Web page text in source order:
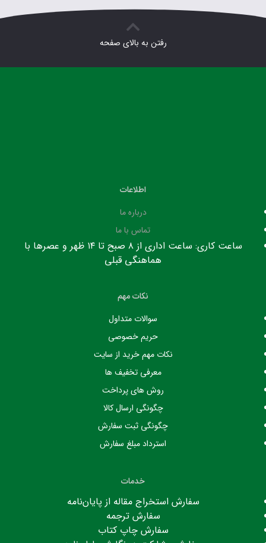
رفتن به بالای صفحه
اطلاعات
درباره ما
تماس با ما
ساعت کاری: ساعت اداری از ۸ صبح تا ۱۴ ظهر و عصرها با
هماهنگی قبلی
نکات مهم
سوالات متداول
حریم خصوصی
نکات مهم خرید از سایت
معرفی تخفیف ها
روش های پرداخت
چگونگی ارسال کالا
چگونگی ثبت سفارش
استرداد مبلغ سفارش
خدمات
سفارش استخراج مقاله از پایان‌نامه
سفارش ترجمه
سفارش چاپ کتاب